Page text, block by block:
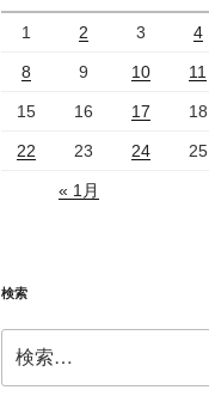
1 2 3 4
8 9 10 11
15 16 17 18
22 23 24 25
« 1月
検索
索: